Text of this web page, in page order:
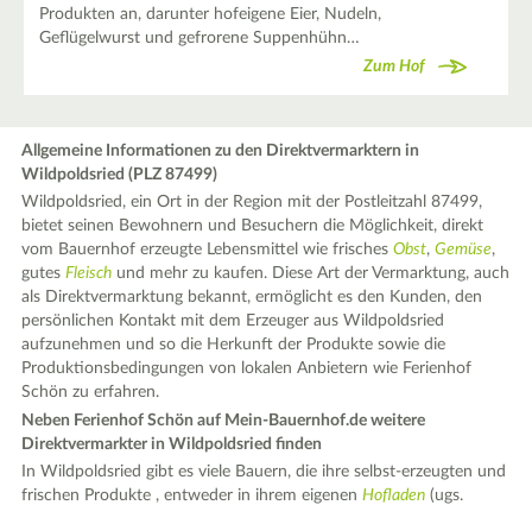
Produkten an, darunter hofeigene Eier, Nudeln,
Geflügelwurst und gefrorene Suppenhühn…
Zum Hof
Allgemeine Informationen zu den Direktvermarktern in
Wildpoldsried (PLZ 87499)
Wildpoldsried, ein Ort in der Region mit der Postleitzahl 87499,
bietet seinen Bewohnern und Besuchern die Möglichkeit, direkt
vom Bauernhof erzeugte Lebensmittel wie frischesObst,Gemüse,
gutesFleisch und mehr zu kaufen. Diese Art der Vermarktung, auch
als Direktvermarktung bekannt, ermöglicht es den Kunden, den
persönlichen Kontakt mit dem Erzeuger aus Wildpoldsried
aufzunehmen und so die Herkunft der Produkte sowie die
Produktionsbedingungen von lokalen Anbietern wie Ferienhof
Schön zu erfahren.
Neben Ferienhof Schön auf Mein-Bauernhof.de weitere
Direktvermarkter in Wildpoldsried finden
In Wildpoldsried gibt es viele Bauern, die ihre selbst-erzeugten und
frischen Produkte , entweder in ihrem eigenenHofladen (ugs.